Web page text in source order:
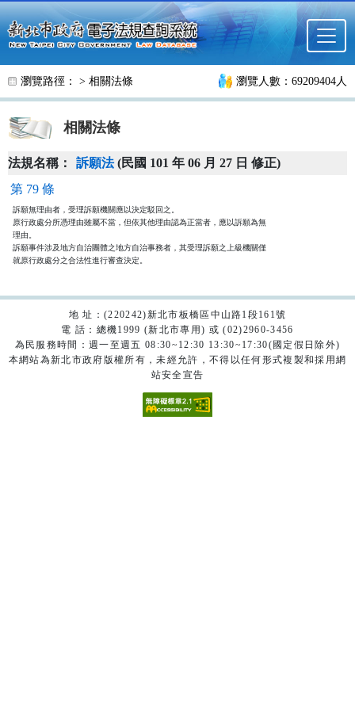
跳至主要內容
瀏覽路徑： > 相關法條 瀏覽人數：69209404人
相關法條
法規名稱： 訴願法(民國 101 年 06 月 27 日 修正)
第 79 條
訴願無理由者，受理訴願機關應以決定駁回之。
原行政處分所憑理由雖屬不當，但依其他理由認為正當者，應以訴願為無
理由。
訴願事件涉及地方自治團體之地方自治事務者，其受理訴願之上級機關僅
就原行政處分之合法性進行審查決定。
地 址：(220242)新北市板橋區中山路1段161號
電 話：總機1999 (新北市專用) 或 (02)2960-3456
為民服務時間：週一至週五 08:30~12:30 13:30~17:30(國定假日除外)
本網站為新北市政府版權所有，未經允許，不得以任何形式複製和採用網
站安全宣告